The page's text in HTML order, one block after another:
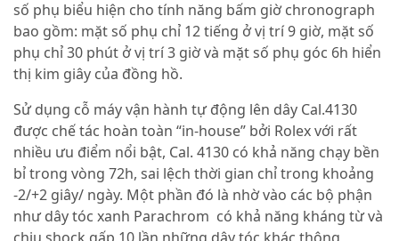
số phụ biểu hiện cho tính năng bấm giờ chronograph
bao gồm: mặt số phụ chỉ 12 tiếng ở vị trí 9 giờ, mặt số
phụ chỉ 30 phút ở vị trí 3 giờ và mặt số phụ góc 6h hiển
thị kim giây của đồng hồ.
Sử dụng cỗ máy vận hành tự động lên dây Cal.4130
được chế tác hoàn toàn “in-house” bởi Rolex với rất
nhiều ưu điểm nổi bật, Cal. 4130 có khả năng chạy bền
bỉ trong vòng 72h, sai lệch thời gian chỉ trong khoảng
-2/+2 giây/ ngày. Một phần đó là nhờ vào các bộ phận
như dây tóc xanh Parachrom có khả năng kháng từ và
chịu shock gấp 10 lần những dây tóc khác thông